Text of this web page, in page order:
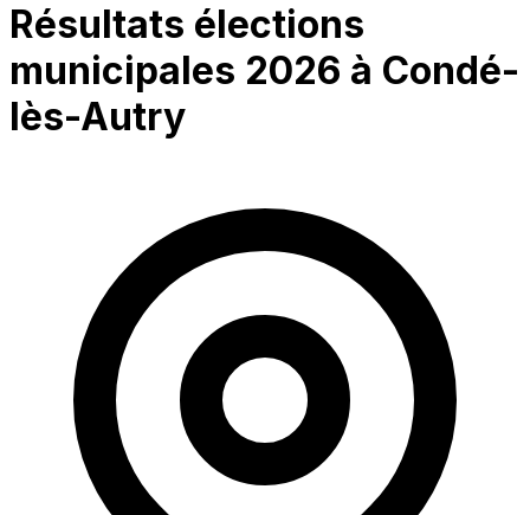
Résultats élections
municipales 2026 à Condé-
lès-Autry